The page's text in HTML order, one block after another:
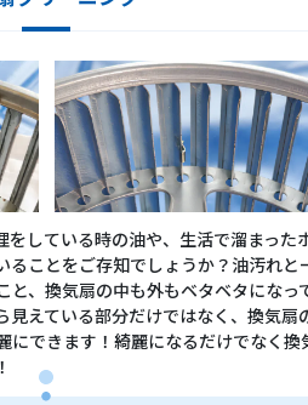
をしている時の油や、生活で溜まった
ることをご存知でしょうか？油汚れと
と、換気扇の中も外もベタベタになっ
見えている部分だけではなく、換気扇
にできます！綺麗になるだけでなく換